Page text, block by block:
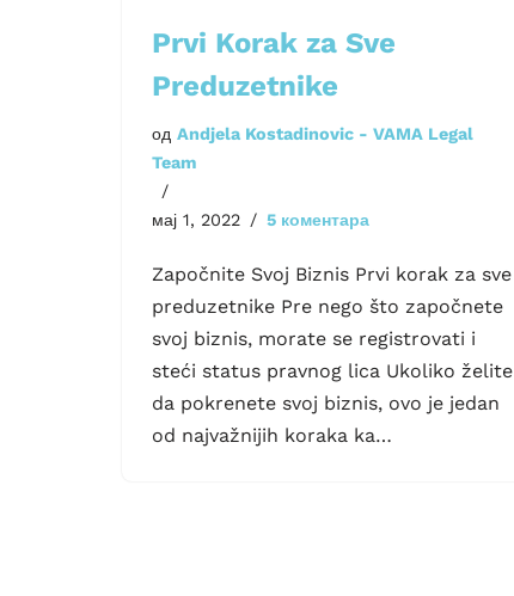
Prvi Korak za Sve
Preduzetnike
од Andjela Kostadinovic - VAMA Legal
Team
мај 1, 2022 5 коментара
Započnite Svoj Biznis Prvi korak za sve
preduzetnike Pre nego što započnete
svoj biznis, morate se registrovati i
steći status pravnog lica Ukoliko želite
da pokrenete svoj biznis, ovo je jedan
od najvažnijih koraka ka…